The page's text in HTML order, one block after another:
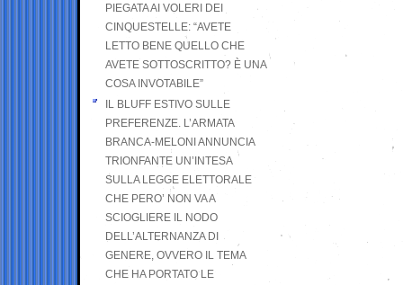
PIEGATA AI VOLERI DEI
CINQUESTELLE: “AVETE
LETTO BENE QUELLO CHE
AVETE SOTTOSCRITTO? È UNA
COSA INVOTABILE”
IL BLUFF ESTIVO SULLE
PREFERENZE. L’ARMATA
BRANCA-MELONI ANNUNCIA
TRIONFANTE UN’INTESA
SULLA LEGGE ELETTORALE
CHE PERO’ NON VA A
SCIOGLIERE IL NODO
DELL’ALTERNANZA DI
GENERE, OVVERO IL TEMA
CHE HA PORTATO LE